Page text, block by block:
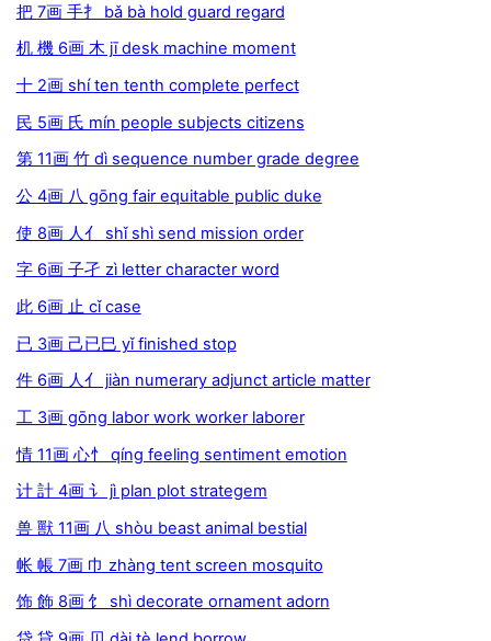
把 7画 手扌 bǎ bà hold guard regard
机 機 6画 木 jī desk machine moment
十 2画 shí ten tenth complete perfect
民 5画 氏 mín people subjects citizens
第 11画 竹 dì sequence number grade degree
公 4画 八 gōng fair equitable public duke
使 8画 人亻 shǐ shì send mission order
字 6画 子孑 zì letter character word
此 6画 止 cǐ case
已 3画 己已巳 yǐ finished stop
件 6画 人亻 jiàn numerary adjunct article matter
工 3画 gōng labor work worker laborer
情 11画 心忄 qíng feeling sentiment emotion
计 計 4画 讠 jì plan plot strategem
兽 獸 11画 八 shòu beast animal bestial
帐 帳 7画 巾 zhàng tent screen mosquito
饰 飾 8画 饣 shì decorate ornament adorn